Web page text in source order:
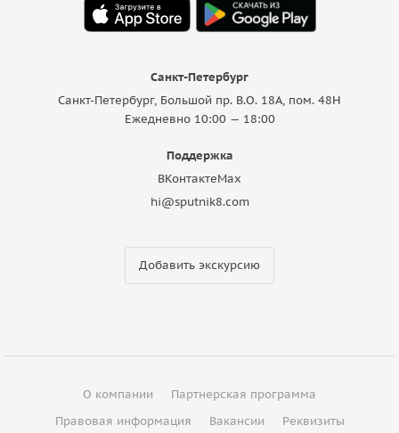
Санкт-Петербург
Санкт-Петербург, Большой пр. В.О. 18A, пом. 48Н
Ежедневно 10:00 — 18:00
Поддержка
ВКонтактеMax
hi@sputnik8.com
Добавить экскурсию
О компании
Партнерская программа
Правовая информация
Вакансии Реквизиты